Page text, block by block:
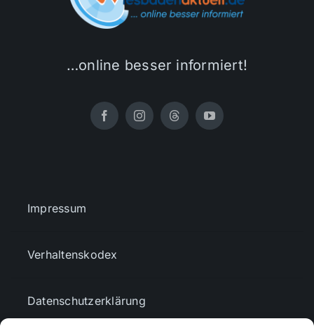
…online besser informiert!
Impressum
Verhaltenskodex
Datenschutzerklärung